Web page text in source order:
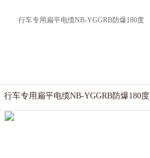
行车专用扁平电缆NB-YGGRB防爆180度